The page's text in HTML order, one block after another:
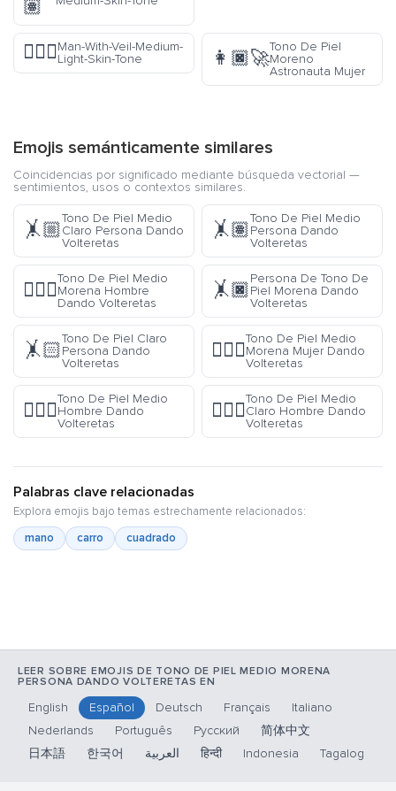
🏽
👰🏼‍♂️Man-With-Veil-Medium-
Light-Skin-Tone
👩🏿‍🚀
Tono De Piel
Moreno
Astronauta Mujer
Emojis semánticamente similares
Coincidencias por significado mediante búsqueda vectorial —
sentimientos, usos o contextos similares.
🤸🏼
Tono De Piel Medio
Claro Persona Dando
Volteretas
🤸🏽
Tono De Piel Medio
Persona Dando
Volteretas
🤸🏾‍♂️
Tono De Piel Medio
Morena Hombre
Dando Volteretas
🤸🏿
Persona De Tono De
Piel Morena Dando
Volteretas
🤸🏻
Tono De Piel Claro
Persona Dando
Volteretas
🤸🏾‍♀️
Tono De Piel Medio
Morena Mujer Dando
Volteretas
🤸🏽‍♂️
Tono De Piel Medio
Hombre Dando
Volteretas
🤸🏼‍♂️
Tono De Piel Medio
Claro Hombre Dando
Volteretas
Palabras clave relacionadas
Explora emojis bajo temas estrechamente relacionados:
mano
carro cuadrado
LEER SOBRE EMOJIS DE TONO DE PIEL MEDIO MORENA
PERSONA DANDO VOLTERETAS EN
English Español Deutsch Français
Italiano
Nederlands
Português Русский
简体中文
日本語
한국어 العربية हिन्दी Indonesia Tagalog